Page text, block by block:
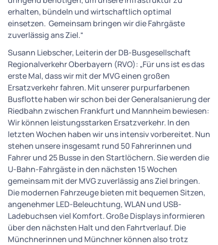
erhalten, bündeln und wirtschaftlich optimal
einsetzen. Gemeinsam bringen wir die Fahrgäste
zuverlässig ans Ziel.“
Susann Liebscher, Leiterin der DB-Busgesellschaft
Regionalverkehr Oberbayern (RVO): „Für uns ist es das
erste Mal, dass wir mit der MVG einen großen
Ersatzverkehr fahren. Mit unserer purpurfarbenen
Busflotte haben wir schon bei der Generalsanierung der
Riedbahn zwischen Frankfurt und Mannheim bewiesen:
Wir können leistungsstarken Ersatzverkehr. In den
letzten Wochen haben wir uns intensiv vorbereitet. Nun
stehen unsere insgesamt rund 50 Fahrerinnen und
Fahrer und 25 Busse in den Startlöchern. Sie werden die
U-Bahn-Fahrgäste in den nächsten 15 Wochen
gemeinsam mit der MVG zuverlässig ans Ziel bringen.
Die modernen Fahrzeuge bieten mit bequemen Sitzen,
angenehmer LED-Beleuchtung, WLAN und USB-
Ladebuchsen viel Komfort. Große Displays informieren
über den nächsten Halt und den Fahrtverlauf. Die
Münchnerinnen und Münchner können also trotz